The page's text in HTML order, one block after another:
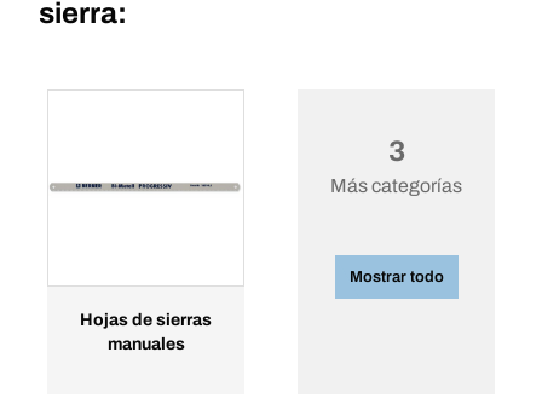
sierra:
Hojas de sierras
manuales
3
Más categorías
Mostrar todo